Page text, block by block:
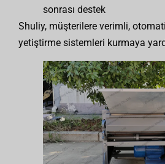
sonrası destek
Shuliy, müşterilere verimli,
yetiştirme sistemleri kurmaya